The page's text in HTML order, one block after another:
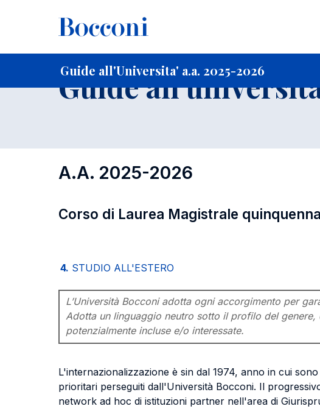
Guide all'Universita' a.a. 2025-2026
Home Per studenti iscritti
Guide
A.A. 2025-2026
Corso di Laurea Magistrale
4. STUDIO ALL'ESTERO
L’Università Bocconi adotta ogni accorgimento per
Adotta un linguaggio neutro sotto il profilo del
potenzialmente incluse e/o interessate.
L'internazionalizzazione è sin dal 1974, anno in cui
prioritari perseguiti dall'Università Bocconi. Il
network ad hoc di istituzioni partner nell'area di